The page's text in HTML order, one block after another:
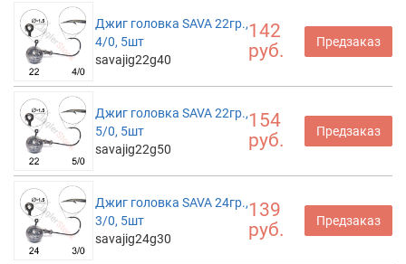
Джиг головка SAVA 22гр.,
4/0, 5шт
savajig22g40
142
руб.
Предзаказ
Джиг головка SAVA 22гр.,
5/0, 5шт
savajig22g50
154
руб.
Предзаказ
Джиг головка SAVA 24гр.,
3/0, 5шт
savajig24g30
139
руб.
Предзаказ